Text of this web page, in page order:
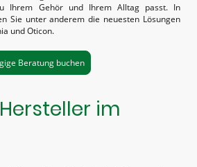
Ihrem Gehör und Ihrem Alltag passt. In
Sie unter anderem die neuesten Lösungen
und Oticon.
Beratung buchen
im